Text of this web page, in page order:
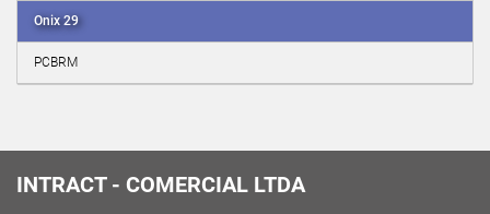
Onix 29
PCBRM
INTRACT - COMERCIAL LTDA